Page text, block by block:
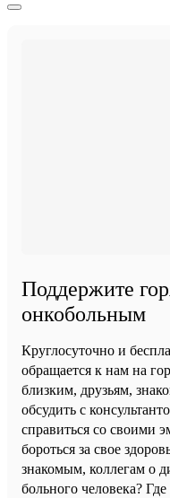
Поддержите
онкобольным
Круглосуточно и
обращается к нам на
близким, друзьям,
обсудить с
справиться со своими
бороться за свое
знакомым, коллегам о
больного человека?